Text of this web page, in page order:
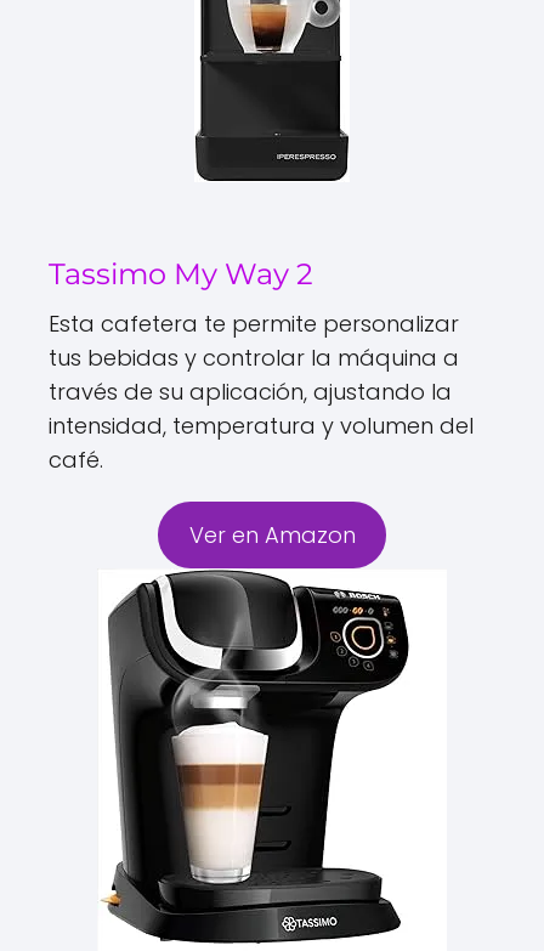
Tassimo My Way 2
Esta cafetera te permite personalizar
tus bebidas y controlar la máquina a
través de su aplicación, ajustando la
intensidad, temperatura y volumen del
café.
Ver en Amazon